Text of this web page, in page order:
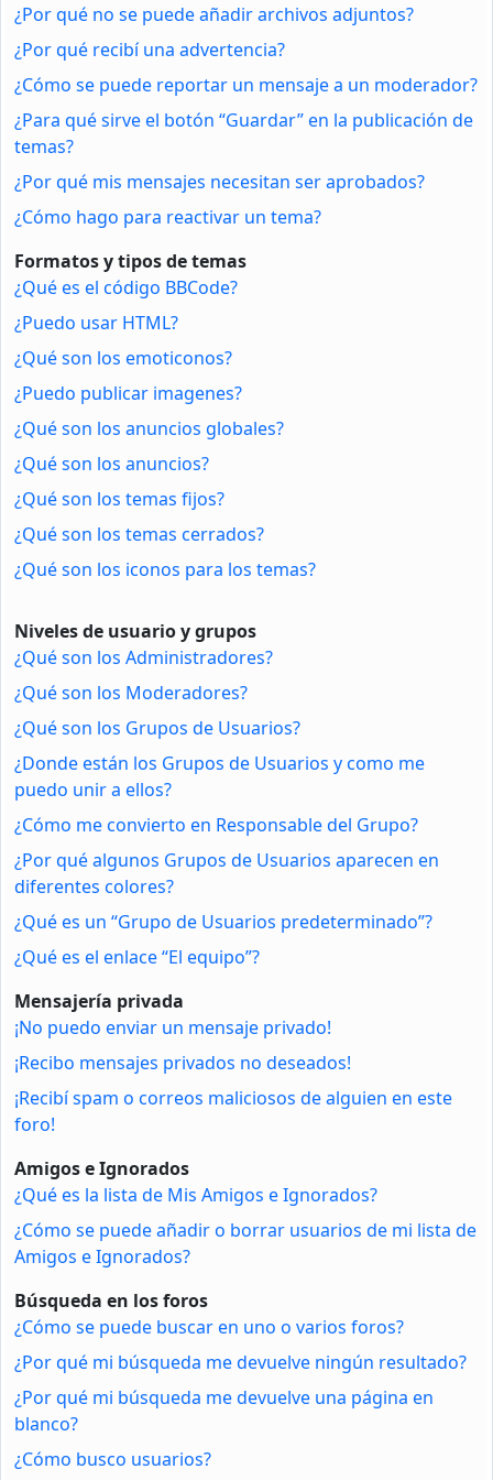
¿Por qué no se puede añadir archivos adjuntos?
¿Por qué recibí una advertencia?
¿Cómo se puede reportar un mensaje a un moderador?
¿Para qué sirve el botón “Guardar” en la publicación de
temas?
¿Por qué mis mensajes necesitan ser aprobados?
¿Cómo hago para reactivar un tema?
Formatos y tipos de temas
¿Qué es el código BBCode?
¿Puedo usar HTML?
¿Qué son los emoticonos?
¿Puedo publicar imagenes?
¿Qué son los anuncios globales?
¿Qué son los anuncios?
¿Qué son los temas fijos?
¿Qué son los temas cerrados?
¿Qué son los iconos para los temas?
Niveles de usuario y grupos
¿Qué son los Administradores?
¿Qué son los Moderadores?
¿Qué son los Grupos de Usuarios?
¿Donde están los Grupos de Usuarios y como me
puedo unir a ellos?
¿Cómo me convierto en Responsable del Grupo?
¿Por qué algunos Grupos de Usuarios aparecen en
diferentes colores?
¿Qué es un “Grupo de Usuarios predeterminado”?
¿Qué es el enlace “El equipo”?
Mensajería privada
¡No puedo enviar un mensaje privado!
¡Recibo mensajes privados no deseados!
¡Recibí spam o correos maliciosos de alguien en este
foro!
Amigos e Ignorados
¿Qué es la lista de Mis Amigos e Ignorados?
¿Cómo se puede añadir o borrar usuarios de mi lista de
Amigos e Ignorados?
Búsqueda en los foros
¿Cómo se puede buscar en uno o varios foros?
¿Por qué mi búsqueda me devuelve ningún resultado?
¿Por qué mi búsqueda me devuelve una página en
blanco?
¿Cómo busco usuarios?